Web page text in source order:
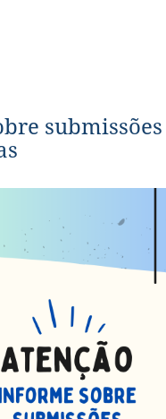
submissões